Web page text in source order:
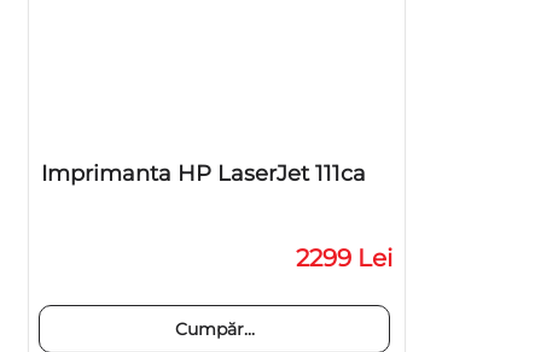
Imprimanta HP LaserJet 111ca
2299 Lei
Cumpăr...